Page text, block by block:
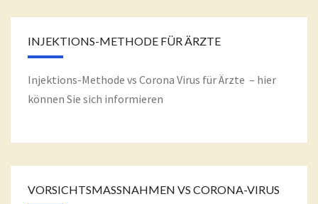
INJEKTIONS-METHODE FÜR ÄRZTE
Injektions-Methode vs Corona Virus für Ärzte – hier
können Sie sich informieren
VORSICHTSMASSNAHMEN VS CORONA-VIRUS